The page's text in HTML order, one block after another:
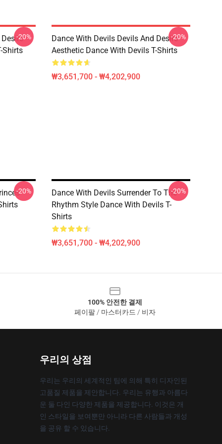
Shirts
-20%
Dance With Devils Devils And Desire
Aesthetic Dance With Devils T-Shirts
₩3,651,700 - ₩4,202,900
-20%
-20%
Dance With Devils Surrender To The
Rhythm Style Dance With Devils T-
Shirts
₩3,651,700 - ₩4,202,900
-20%
100% 안전한 결제
페이팔 / 마스터카드 / 비자
우리의 상점
우리는 우리의 세계적인 팀에 의해 특히 디자인된
고품질 제품을 제안합니다. 우리는 유행과 아름다
운 둘 다인 다양한 제품을 제공합니다. 이것은 개
인 스타일을 보여뿐만 아니라 다른 사람들과 개성
을 공유 할 수 있습니다.